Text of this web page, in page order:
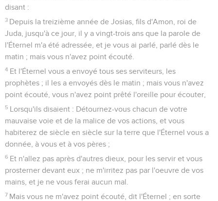
disant :
3 Depuis la treizième année de Josias, fils d'Amon, roi de
Juda, jusqu'à ce jour, il y a vingt-trois ans que la parole de
l'Éternel m'a été adressée, et je vous ai parlé, parlé dès le
matin ; mais vous n'avez point écouté.
4 Et l'Éternel vous a envoyé tous ses serviteurs, les
prophètes ; il les a envoyés dès le matin ; mais vous n'avez
point écouté, vous n'avez point prêté l'oreille pour écouter,
5 Lorsqu'ils disaient : Détournez-vous chacun de votre
mauvaise voie et de la malice de vos actions, et vous
habiterez de siècle en siècle sur la terre que l'Éternel vous a
donnée, à vous et à vos pères ;
6 Et n'allez pas après d'autres dieux, pour les servir et vous
prosterner devant eux ; ne m'irritez pas par l'oeuvre de vos
mains, et je ne vous ferai aucun mal.
7 Mais vous ne m'avez point écouté, dit l'Éternel ; en sorte